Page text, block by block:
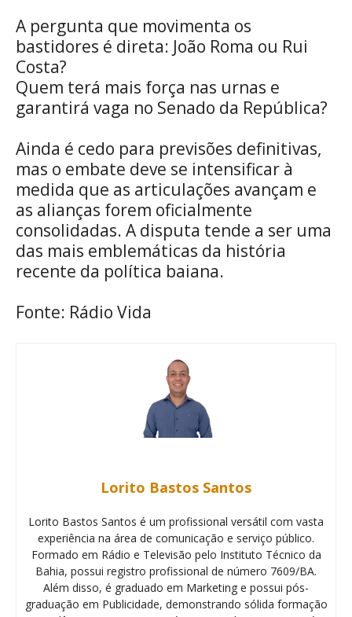
A pergunta que movimenta os
bastidores é direta: João Roma ou Rui
Costa?
Quem terá mais força nas urnas e
garantirá vaga no Senado da República?
Ainda é cedo para previsões definitivas,
mas o embate deve se intensificar à
medida que as articulações avançam e
as alianças forem oficialmente
consolidadas. A disputa tende a ser uma
das mais emblemáticas da história
recente da política baiana.
Fonte: Rádio Vida
Lorito Bastos Santos
Lorito Bastos Santos é um profissional versátil com vasta
experiência na área de comunicação e serviço público.
Formado em Rádio e Televisão pelo Instituto Técnico da
Bahia, possui registro profissional de número 7609/BA.
Além disso, é graduado em Marketing e possui pós-
graduação em Publicidade, demonstrando sólida formação